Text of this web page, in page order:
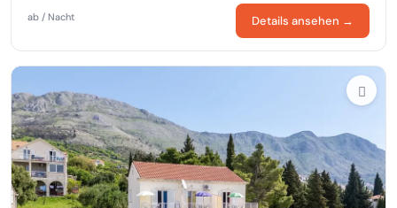
ab / Nacht Details ansehen →